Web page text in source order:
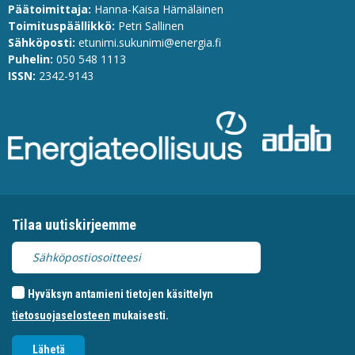
Päätoimittaja: Hanna-Kaisa Hämäläinen
Toimituspäällikkö: Petri Sallinen
Sähköposti: etunimi.sukunimi@energia.fi
Puhelin: 050 548 1113
ISSN: 2342-9143
Tilaa uutiskirjeemme
Hyväksyn antamieni tietojen käsittelyn
tietosuojaselosteen mukaisesti.
Lähetä